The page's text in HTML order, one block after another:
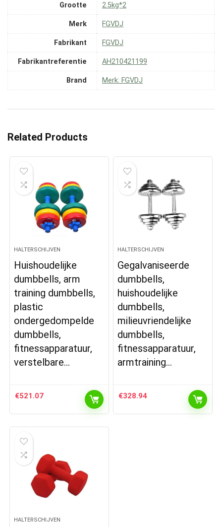
Grootte ‎2.5kg*2
Merk ‎FGVDJ
Fabrikant ‎FGVDJ
Fabrikantreferentie ‎AH210421199
Brand Merk: FGVDJ
Related Products
HALTERSCHIJVEN
Huishoudelijke
dumbbells, arm
training dumbbells,
plastic
ondergedompelde
dumbbells,
fitnessapparatuur,
verstelbare…
€521.07
HALTERSCHIJVEN
Gegalvaniseerde
dumbbells,
huishoudelijke
dumbbells,
milieuvriendelijke
dumbbells,
fitnessapparatuur,
armtraining…
€328.94
HALTERSCHIJVEN